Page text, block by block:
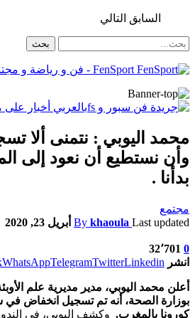
السابق التالي
FenSport - فن و رياضة و مجتمع و سياسة
محمد اليوبي : نتمنى ألا
وأن نستطيع أن نعود إلى
بدأنا .
مجتمع
By khaoula Last updated أبريل 23, 2020
0 32٬701
انشر
WhatsAppTelegramTwitterLinkedin
أعلن محمد اليوبي، مدير مديرية علم
بوزارة الصحة، أنه تم تسجيل انخفاض
كورونا بالمغرب. وكشف اليوبي، في